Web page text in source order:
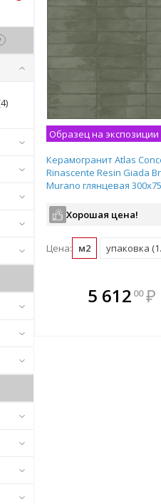
Образец на экспозиции
Керамогранит Atlas
Rinascente Resin Giada
Murano глянцевая
Хорошая цена!
Цена: м2 упаковка
5 612 00 ₽
В
всегда
4)